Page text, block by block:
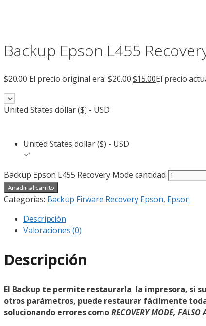
Backup Epson L455
$20.00 El precio original era: $20.00.$15.00El precio
United States dollar ($) - USD
United States dollar ($) - USD
Backup Epson L455 Recovery Mode cantidad
Añadir al carrito
Categorías: Backup Firware Recovery Epson, Epson
Descripción
Valoraciones (0)
Descripción
El Backup te permite restaurarla la impresora, si
otros parámetros, puede restaurar fácilmente
solucionando errores comoRECOVERY MODE,